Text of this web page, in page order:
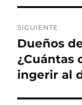
SIGUIENTE
Siguiente
entrada:
Dueños
¿Cuántas
ingerir al